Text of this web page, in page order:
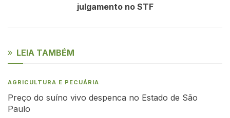
julgamento no STF
LEIA TAMBÉM
AGRICULTURA E PECUÁRIA
Preço do suíno vivo despenca no Estado de São
Paulo